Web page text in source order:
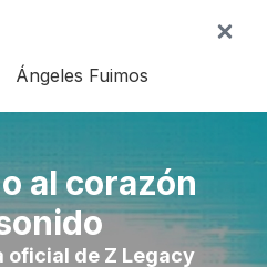
Ángeles Fuimos
Subtotal: 1,49€
Ver carrito
al corazón
oficial de Z Legacy